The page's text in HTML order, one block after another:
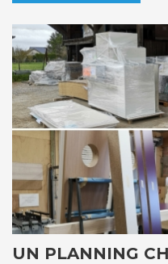
UN PLANNING